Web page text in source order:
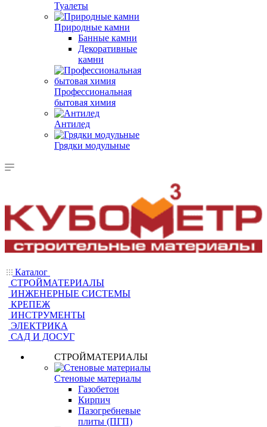
Туалеты
Природные камни
Банные камни
Декоративные
камни
Профессиональная
бытовая химия
Антилед
Грядки модульные
Каталог
СТРОЙМАТЕРИАЛЫ
ИНЖЕНЕРНЫЕ СИСТЕМЫ
КРЕПЕЖ
ИНСТРУМЕНТЫ
ЭЛЕКТРИКА
САД И ДОСУГ
СТРОЙМАТЕРИАЛЫ
Стеновые материалы
Газобетон
Кирпич
Пазогребневые
плиты (ПГП)